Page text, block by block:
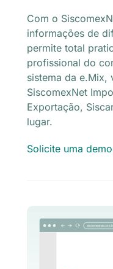
Com o
informações de
permite total
profissional do
sistema da e.Mix,
SiscomexNet
Exportação,
lugar.
Solicite uma